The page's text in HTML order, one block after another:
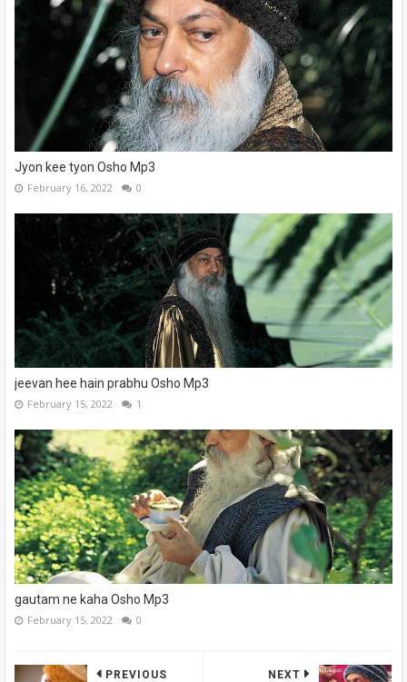
Jyon kee tyon Osho Mp3
February 16, 2022 0
jeevan hee hain prabhu Osho Mp3
February 15, 2022 1
gautam ne kaha Osho Mp3
February 15, 2022 0
NEXT
PREVIOUS